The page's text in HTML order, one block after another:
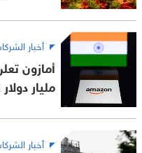
أخبار
مليار
أخبار